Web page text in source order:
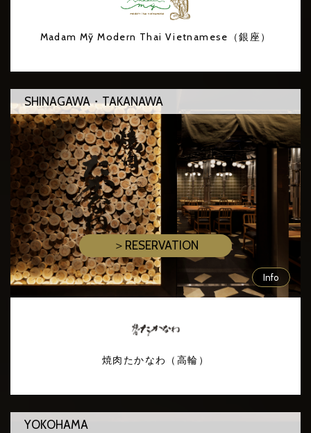
Madam Mỹ Modern Thai Vietnamese（銀座）
SHINAGAWA・TAKANAWA
＞RESERVATION
Info
焼肉たかなわ（高輪）
YOKOHAMA